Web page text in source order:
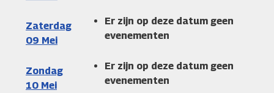
Zaterdag
09 Mei
Er zijn op deze datum geen
evenementen
Zondag
10 Mei
Er zijn op deze datum geen
evenementen